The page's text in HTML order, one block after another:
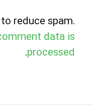
reduce spam.
data is
processed
.